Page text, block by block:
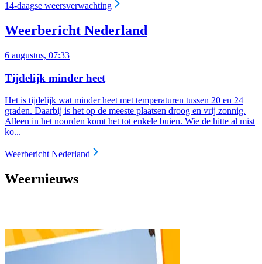
14-daagse weersverwachting
Weerbericht Nederland
6 augustus, 07:33
Tijdelijk minder heet
Het is tijdelijk wat minder heet met temperaturen tussen 20 en 24
graden. Daarbij is het op de meeste plaatsen droog en vrij zonnig.
Alleen in het noorden komt het tot enkele buien. Wie de hitte al mist
ko...
Weerbericht Nederland
Weernieuws